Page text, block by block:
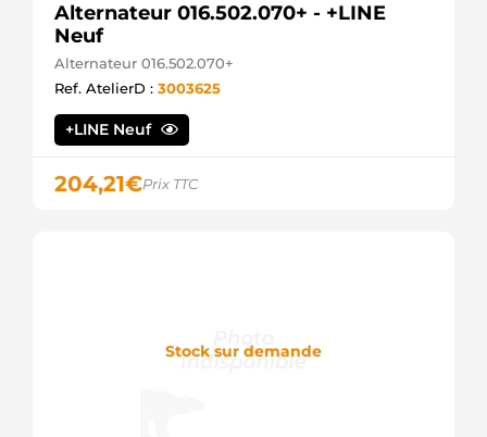
Alternateur 016.502.070+ - +LINE
Neuf
Alternateur 016.502.070+
Ref. AtelierD : 3003625
+LINE Neuf
204,21€Prix TTC
Stock sur demande